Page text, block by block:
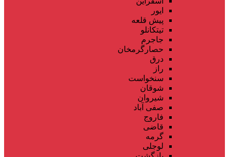
ایور
پیش قلعه
تیتکانلو
جاجرم
حصارگرمخان
درق
راز
سنخواست
شوقان
شیروان
صفی آباد
فاروج
قاضی
گرمه
لوجلی